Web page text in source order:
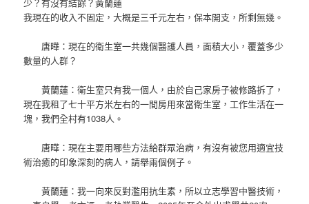
我現在的收入不固定，大概是三千元左右，保本開支，所剩無幾。
唐曄：現在的衛生室一共幾個醫護人員，面積大小，覆蓋多少
數量的人群？
黃蘭蓮：衛生室只有我一個人，由於自己家房子被修路拆了，
現在我租了七十平方米左右的一間房用來當衛生室，工作生活在一
塊，我們全村有1038人。
唐曄：現在主要用哪些方法給群眾治病，有沒有被您用適宜技
術治癒的印象深刻的病人，請舉兩個例子。
黃蘭蓮：我一向來反對濫用抗生素，所以立志學習中醫技術，